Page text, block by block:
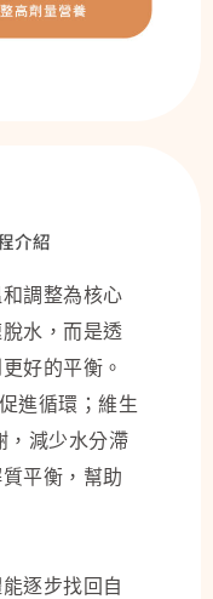
介紹
調整為核心
水，而是透
好的平衡。
進循環；維生
，減少水分滯
平衡，幫助
逐步找回自